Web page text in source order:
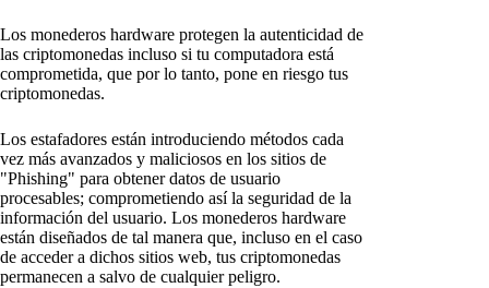
Los monederos hardware protegen la autenticidad de
las criptomonedas incluso si tu computadora está
comprometida, que por lo tanto, pone en riesgo tus
criptomonedas.
Los estafadores están introduciendo métodos cada
vez más avanzados y maliciosos en los sitios de
"Phishing" para obtener datos de usuario
procesables; comprometiendo así la seguridad de la
información del usuario. Los monederos hardware
están diseñados de tal manera que, incluso en el caso
de acceder a dichos sitios web, tus criptomonedas
permanecen a salvo de cualquier peligro.